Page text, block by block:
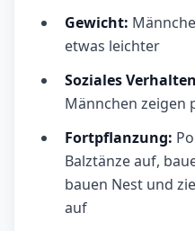
Gewicht:
etwas leichter
Soziales
Männchen zeigen
Fortpflanzung:
Balztänze auf,
bauen Nest und
auf